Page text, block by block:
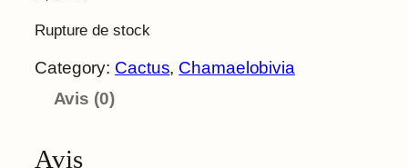
Rupture de stock
Category: Cactus, Chamaelobivia
Avis (0)
Avis